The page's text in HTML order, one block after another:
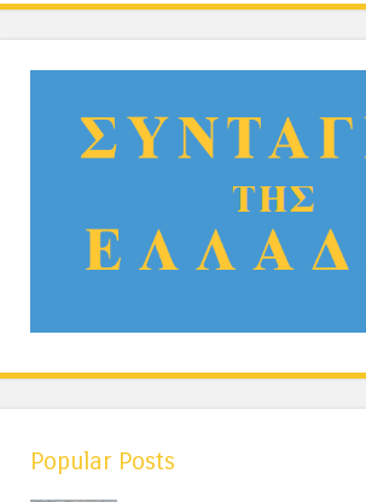
Popular Posts